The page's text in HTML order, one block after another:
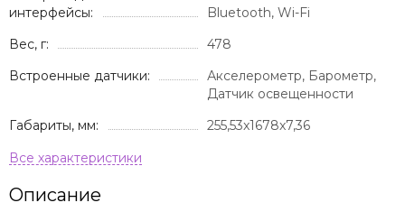
интерфейсы:
Bluetooth, Wi-Fi
Вес, г:
478
Встроенные датчики:
Акселерометр, Барометр,
Датчик освещенности
Габариты, мм:
255,53x1678x7,36
Описание